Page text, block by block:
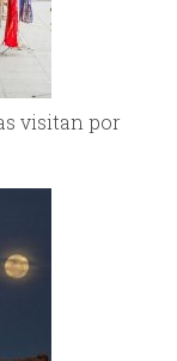
visitan por